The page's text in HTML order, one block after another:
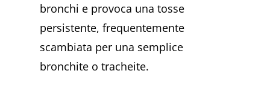
bronchi e provoca una tosse
persistente, frequentemente
scambiata per una semplice
bronchite o tracheite.